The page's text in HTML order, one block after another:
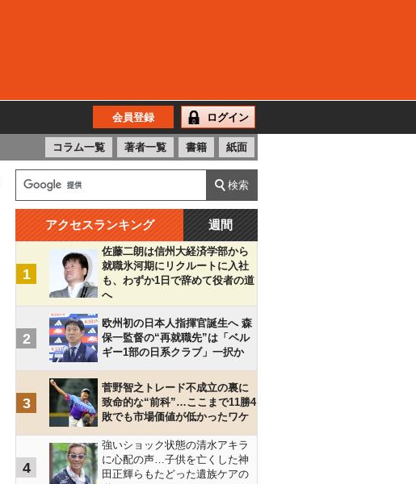
会員登録 ログイン
コラム一覧 著者一覧 書籍 紙面
アクセスランキング 週間
1
佐藤二朗は信州大経済学部から
就職氷河期にリクルートに入社
も、わずか1日で辞めて役者の道
へ
2
欧州初の日本人指揮官誕生へ 森
保一監督の“再就職先”は「ベル
ギー1部の日系クラブ」一択か
3
菅野智之トレード不成立の裏に
致命的な“前科”…ここまで11勝4
敗でも市場価値が低かったワケ
4
強いショック状態の清水アキラ
に心配の声…子供を亡くした神
田正輝らもたどった遺族ケアの